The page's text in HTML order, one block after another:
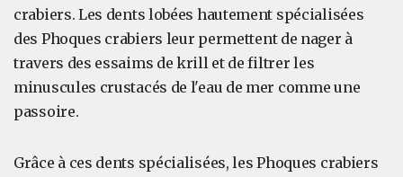
crabiers. Les dents lobées hautement spécialisées
des Phoques crabiers leur permettent de nager à
travers des essaims de krill et de filtrer les
minuscules crustacés de l'eau de mer comme une
passoire.
Grâce à ces dents spécialisées, les Phoques crabiers